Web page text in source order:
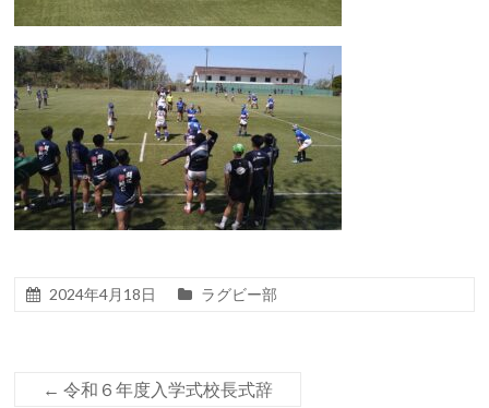
2024年4月18日 ラグビー部
← 令和６年度入学式校長式辞